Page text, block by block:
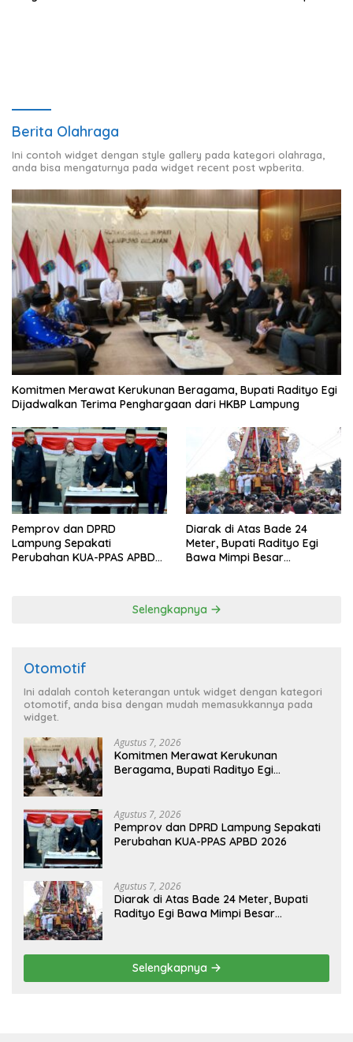
Berita Olahraga
Ini contoh widget dengan style gallery pada kategori olahraga,
anda bisa mengaturnya pada widget recent post wpberita.
Komitmen Merawat Kerukunan Beragama, Bupati Radityo Egi
Dijadwalkan Terima Penghargaan dari HKBP Lampung
Pemprov dan DPRD
Lampung Sepakati
Perubahan KUA-PPAS APBD
Diarak di Atas Bade 24
Meter, Bupati Radityo Egi
Bawa Mimpi Besar
Selengkapnya
Otomotif
Ini adalah contoh keterangan untuk widget dengan kategori
otomotif, anda bisa dengan mudah memasukkannya pada
widget.
Agustus 7, 2026
Komitmen Merawat Kerukunan
Beragama, Bupati Radityo Egi
Agustus 7, 2026
Pemprov dan DPRD Lampung Sepakati
Perubahan KUA-PPAS APBD 2026
Agustus 7, 2026
Diarak di Atas Bade 24 Meter, Bupati
Radityo Egi Bawa Mimpi Besar
Selengkapnya